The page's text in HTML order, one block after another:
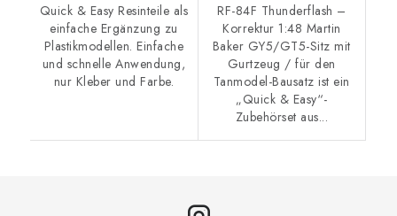
Quick & Easy Resinteile als
einfache Ergänzung zu
Plastikmodellen. Einfache
und schnelle Anwendung,
nur Kleber und Farbe.
RF-84F Thunderflash –
Korrektur 1:48 Martin
Baker GY5/GT5-Sitz mit
Gurtzeug / für den
Tanmodel-Bausatz ist ein
„Quick & Easy“-
Zubehörset aus...